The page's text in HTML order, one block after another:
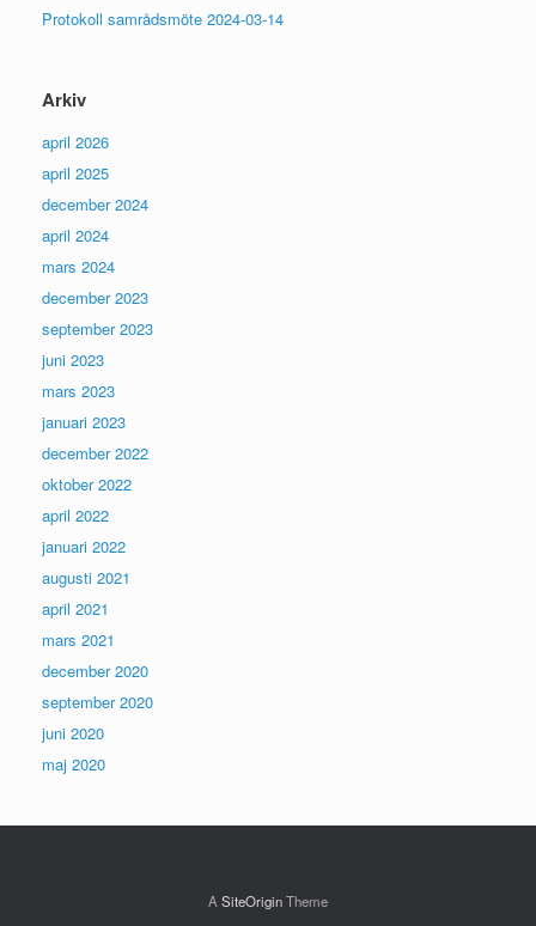
Protokoll samrådsmöte 2024-03-14
Arkiv
april 2026
april 2025
december 2024
april 2024
mars 2024
december 2023
september 2023
juni 2023
mars 2023
januari 2023
december 2022
oktober 2022
april 2022
januari 2022
augusti 2021
april 2021
mars 2021
december 2020
september 2020
juni 2020
maj 2020
A SiteOriginTheme